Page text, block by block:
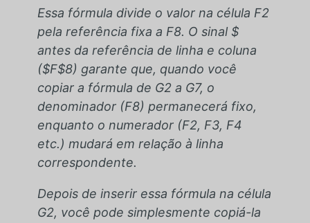
Essa fórmula divide o valor na célula F2
pela referência fixa a F8. O sinal $
antes da referência de linha e coluna
($F$8) garante que, quando você
copiar a fórmula de G2 a G7, o
denominador (F8) permanecerá fixo,
enquanto o numerador (F2, F3, F4
etc.) mudará em relação à linha
correspondente.
Depois de inserir essa fórmula na célula
G2, você pode simplesmente copiá-la